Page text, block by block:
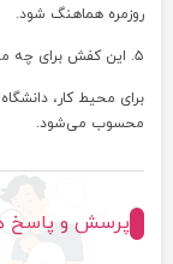
روزمره هماهنگ شود.
۵. این کفش برای چه موقعیت‌هایی مناسب است؟
برای محیط کار،
محسوب می‌شود.
پرسش و پاسخ